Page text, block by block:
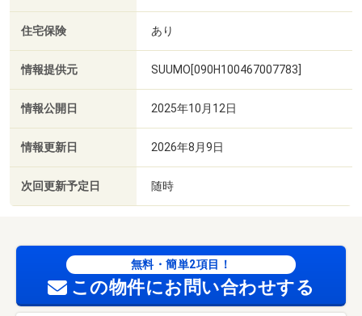
住宅保険 あり
情報提供元 SUUMO[090H100467007783]
情報公開日 2025年10月12日
情報更新日 2026年8月9日
次回更新予定日 随時
無料・簡単2項目！
この物件にお問い合わせする